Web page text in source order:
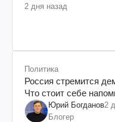
2 дня назад
Политика
Россия стремится
Что стоит себе
Юрий Богданов2
Блогер